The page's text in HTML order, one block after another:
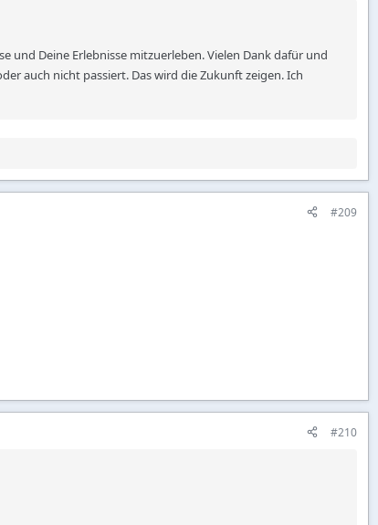
und Deine Erlebnisse mitzuerleben. Vielen Dank dafür und
auch nicht passiert. Das wird die Zukunft zeigen. Ich
#209
#210